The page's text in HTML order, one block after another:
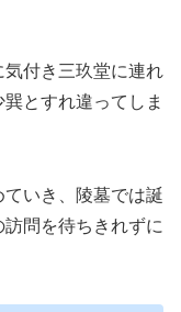
付き三玖堂に連れ
とすれ違ってしま
いき、陵墓では誕
問を待ちきれずに